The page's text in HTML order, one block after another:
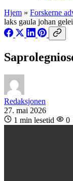
Hjem » Forskerne
laks gaula johan
Redaksjonen
27. mai 2026
1 min lesetid
0